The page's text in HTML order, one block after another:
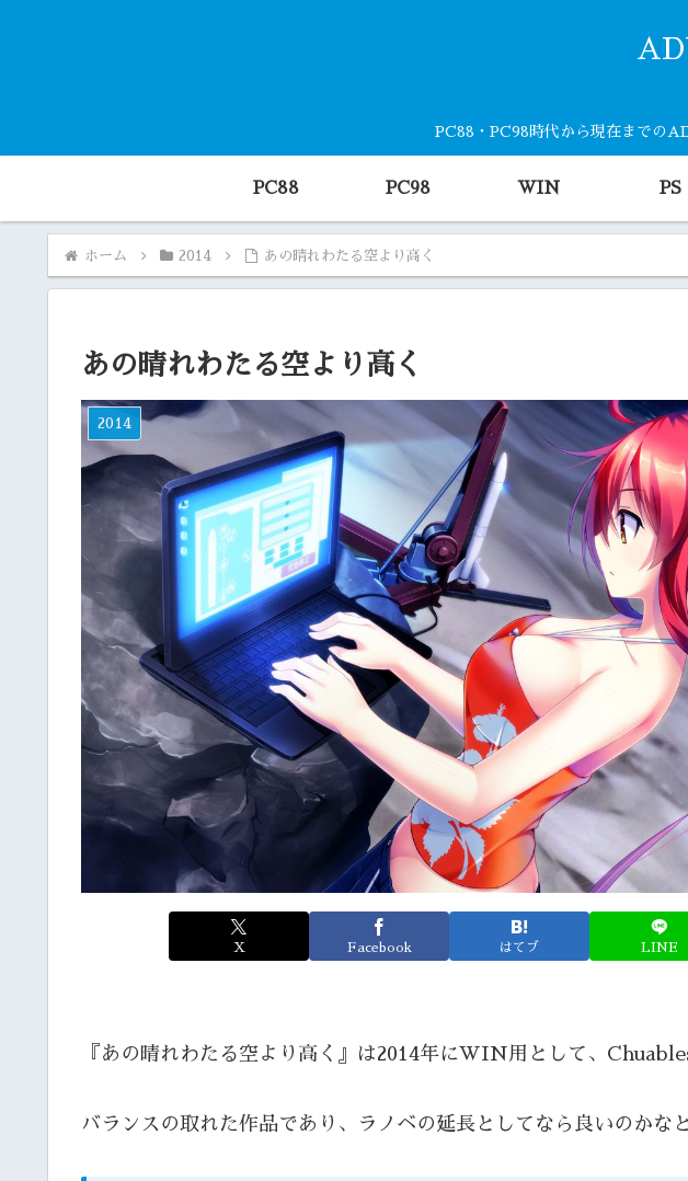
PC88・PC98時代から現在までの
PC88 PC98 WIN PS
ホーム 2014 あの晴れわたる空より高く
あの晴れわたる空より高く
2014
X Facebook はてブ LINE
『あの晴れわたる空より高く』は2014年にWIN用として、
バランスの取れた作品であり、ラノベの延長としてなら良いのかなと